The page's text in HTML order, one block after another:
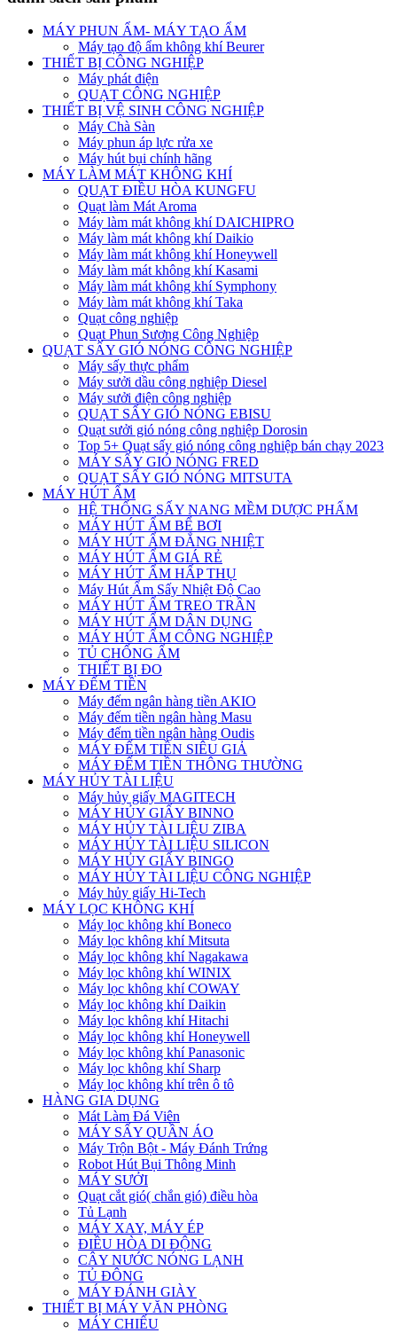
MÁY PHUN ẨM- MÁY TẠO ẨM
Máy tạo độ ẩm không khí Beurer
THIẾT BỊ CÔNG NGHIỆP
Máy phát điện
QUẠT CÔNG NGHIỆP
THIẾT BỊ VỆ SINH CÔNG NGHIỆP
Máy Chà Sàn
Máy phun áp lực rửa xe
Máy hút bụi chính hãng
MÁY LÀM MÁT KHÔNG KHÍ
QUẠT ĐIỀU HÒA KUNGFU
Quạt làm Mát Aroma
Máy làm mát không khí DAICHIPRO
Máy làm mát không khí Daikio
Máy làm mát không khí Honeywell
Máy làm mát không khí Kasami
Máy làm mát không khí Symphony
Máy làm mát không khí Taka
Quạt công nghiệp
Quạt Phun Sương Công Nghiệp
QUẠT SẤY GIÓ NÓNG CÔNG NGHIỆP
Máy sấy thực phẩm
Máy sưởi dầu công nghiệp Diesel
Máy sưởi điện công nghiệp
QUẠT SẤY GIÓ NÓNG EBISU
Quạt sưởi gió nóng công nghiệp Dorosin
Top 5+ Quạt sấy gió nóng công nghiệp bán chạy 2023
MÁY SẤY GIÓ NÓNG FRED
QUẠT SẤY GIÓ NÓNG MITSUTA
MÁY HÚT ẨM
HỆ THỐNG SẤY NANG MỀM DƯỢC PHẨM
MÁY HÚT ẨM BỂ BƠI
MÁY HÚT ẨM ĐẲNG NHIỆT
MÁY HÚT ẨM GIÁ RẺ
MÁY HÚT ẨM HẤP THỤ
Máy Hút Ẩm Sấy Nhiệt Độ Cao
MÁY HÚT ẨM TREO TRẦN
MÁY HÚT ẨM DÂN DỤNG
MÁY HÚT ẨM CÔNG NGHIỆP
TỦ CHỐNG ẨM
THIẾT BỊ ĐO
MÁY ĐẾM TIỀN
Máy đếm ngân hàng tiền AKIO
Máy đếm tiền ngân hàng Masu
Máy đếm tiền ngân hàng Oudis
MÁY ĐẾM TIỀN SIÊU GIẢ
MÁY ĐẾM TIỀN THÔNG THƯỜNG
MÁY HỦY TÀI LIỆU
Máy hủy giấy MAGITECH
MÁY HỦY GIẤY BINNO
MÁY HỦY TÀI LIỆU ZIBA
MÁY HỦY TÀI LIỆU SILICON
MÁY HỦY GIẤY BINGO
MÁY HỦY TÀI LIỆU CÔNG NGHIỆP
Máy hủy giấy Hi-Tech
MÁY LỌC KHÔNG KHÍ
Máy lọc không khí Boneco
Máy lọc không khí Mitsuta
Máy lọc không khí Nagakawa
Máy lọc không khí WINIX
Máy lọc không khí COWAY
Máy lọc không khí Daikin
Máy lọc không khí Hitachi
Máy lọc không khí Honeywell
Máy lọc không khí Panasonic
Máy lọc không khí Sharp
Máy lọc không khí trên ô tô
HÀNG GIA DỤNG
Mát Làm Đá Viên
MÁY SẤY QUẦN ÁO
Máy Trộn Bột - Máy Đánh Trứng
Robot Hút Bụi Thông Minh
MÁY SƯỞI
Quạt cắt gió( chắn gió) điều hòa
Tủ Lạnh
MÁY XAY, MÁY ÉP
ĐIỀU HÒA DI ĐỘNG
CÂY NƯỚC NÓNG LẠNH
TỦ ĐÔNG
MÁY ĐÁNH GIÀY
THIẾT BỊ MÁY VĂN PHÒNG
MÁY CHIẾU